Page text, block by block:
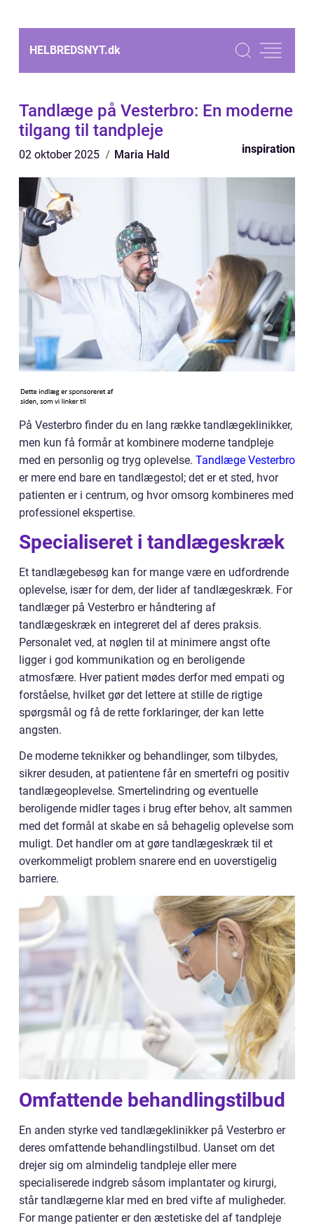
HELBREDSNYT.dk
Tandlæge på Vesterbro: En moderne
tilgang til tandpleje
02 oktober 2025 Maria Hald inspiration
På Vesterbro finder du en lang række tandlægeklinikker,
men kun få formår at kombinere moderne tandpleje
med en personlig og tryg oplevelse. Tandlæge Vesterbro
er mere end bare en tandlægestol; det er et sted, hvor
patienten er i centrum, og hvor omsorg kombineres med
professionel ekspertise.
Specialiseret i tandlægeskræk
Et tandlægebesøg kan for mange være en udfordrende
oplevelse, især for dem, der lider af tandlægeskræk. For
tandlæger på Vesterbro er håndtering af
tandlægeskræk en integreret del af deres praksis.
Personalet ved, at nøglen til at minimere angst ofte
ligger i god kommunikation og en beroligende
atmosfære. Hver patient mødes derfor med empati og
forståelse, hvilket gør det lettere at stille de rigtige
spørgsmål og få de rette forklaringer, der kan lette
angsten.
De moderne teknikker og behandlinger, som tilbydes,
sikrer desuden, at patientene får en smertefri og positiv
tandlægeoplevelse. Smertelindring og eventuelle
beroligende midler tages i brug efter behov, alt sammen
med det formål at skabe en så behagelig oplevelse som
muligt. Det handler om at gøre tandlægeskræk til et
overkommeligt problem snarere end en uoverstigelig
barriere.
Omfattende behandlingstilbud
En anden styrke ved tandlægeklinikker på Vesterbro er
deres omfattende behandlingstilbud. Uanset om det
drejer sig om almindelig tandpleje eller mere
specialiserede indgreb såsom implantater og kirurgi,
står tandlægerne klar med en bred vifte af muligheder.
For mange patienter er den æstetiske del af tandpleje